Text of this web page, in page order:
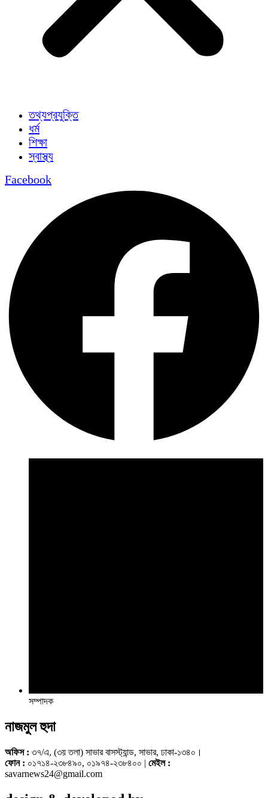
তথ্যপ্রযুক্তি
ধর্ম
শিক্ষা
স্বাস্থ্য
Facebook
সম্পাদক
নাজমুল হুদা
অফিস : ৩৭/এ, (৩য় তলা) সাভার বাসস্ট্যান্ড, সাভার, ঢাকা-১৩৪০।
ফোন : ০১৭১৪-২৩৮৪৯০, ০১৯৭৪-২৩৮৪০০ | মেইল :
savarnews24@gmail.com